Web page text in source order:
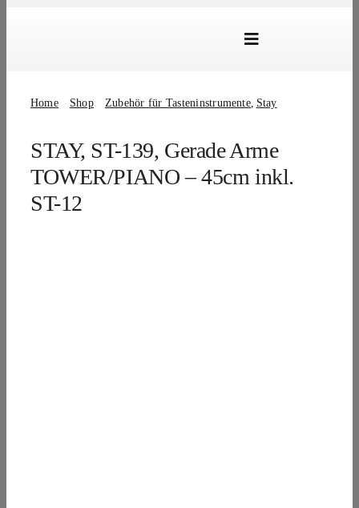
Toggle
Händlersuche
Home Shop Zubehör für Tasteninstrumente Stay
STAY, ST-139, Gerade Arme
TOWER/PIANO – 45cm inkl.
ST-12